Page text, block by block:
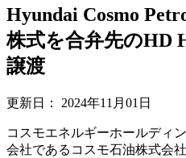
Hyundai Cosmo
株式を合弁先のHD
譲渡
更新日： 2024年11月01日
コスモエネルギーホールディ
会社であるコスモ石油株式会